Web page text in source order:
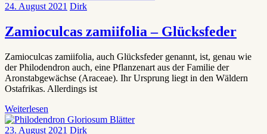
24. August 2021 Dirk
Zamioculcas zamiifolia – Glücksfeder
Zamioculcas zamiifolia, auch Glücksfeder genannt, ist, genau wie
der Philodendron auch, eine Pflanzenart aus der Familie der
Aronstabgewächse (Araceae). Ihr Ursprung liegt in den Wäldern
Ostafrikas. Allerdings ist
Weiterlesen
23. August 2021 Dirk